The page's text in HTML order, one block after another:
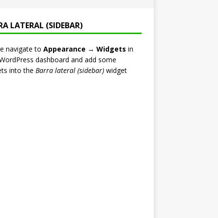
LATERAL (SIDEBAR)
navigate to Appearance → Widgets in
dashboard and add some
into the Barra lateral (sidebar)widget